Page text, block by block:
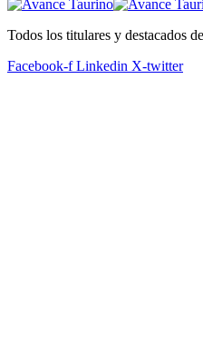
Todos los titulares y destacados
Facebook-f Linkedin X-twitter